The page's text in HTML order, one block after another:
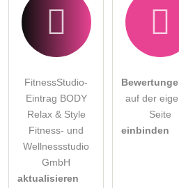
FitnessStudio-
Eintrag BODY
Relax & Style
Fitness- und
Wellnessstudio
GmbH
aktualisieren
auf der
Seite
einbinden